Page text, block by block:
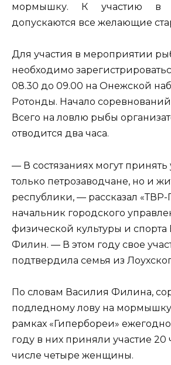
мормышку. К участию в
допускаются все желающие
Для участия в мероприятии
необходимо
08.30 до 09.00 на Онежской
Ротонды. Начало
Всего на ловлю рыбы
отводится два часа.
— В состязаниях могут принять
только петрозаводчане, но и
республики, — рассказал
начальник городского
физической культуры и
Филин. — В этом году свое
подтвердила семья из
По словам Василия Филина,
подледному лову на мормышку
рамках «Гипербореи»
году в них приняли участие 20
числе четыре женщины.